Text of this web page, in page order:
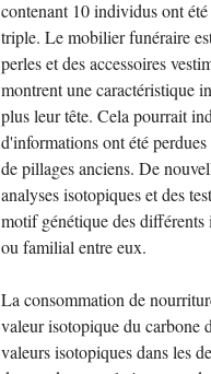
contenant 10 individus ont
triple. Le mobilier funéraire
perles et des accessoires
montrent une caractéristique
plus leur tête. Cela pourrait
d'informations ont été
de pillages anciens. De
analyses isotopiques et des
motif génétique des
ou familial entre eux.
La consommation de
valeur isotopique du carbone
valeurs isotopiques dans les